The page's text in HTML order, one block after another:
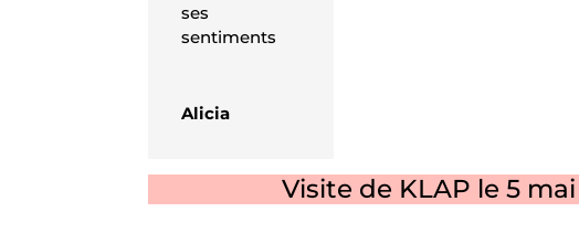
ses
sentiments
Alicia
Visite de KLAP le 5 mai